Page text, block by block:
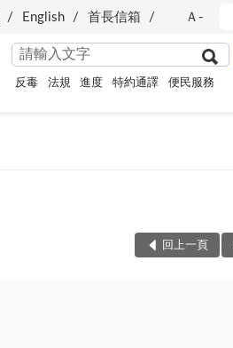
English 首長信箱 Ａ-
反毒 法規 進度 特約通譯 便民服務
回上一頁